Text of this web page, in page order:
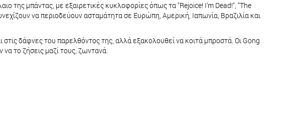
της μπάντας, με εξαιρετικές κυκλοφορίες όπως τα "Rejoice! I’m Dead!", "The
να περιοδεύουν ασταμάτητα σε Ευρώπη, Αμερική, Ιαπωνία, Βραζιλία και
δάφνες του παρελθόντος της, αλλά εξακολουθεί να κοιτά μπροστά. Οι Gong
το ζήσεις μαζί τους, ζωντανά.